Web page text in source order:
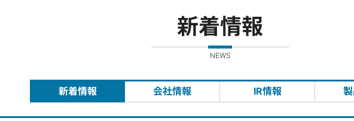
新着情報
NEWS
新着情報 会社情報 IR情報